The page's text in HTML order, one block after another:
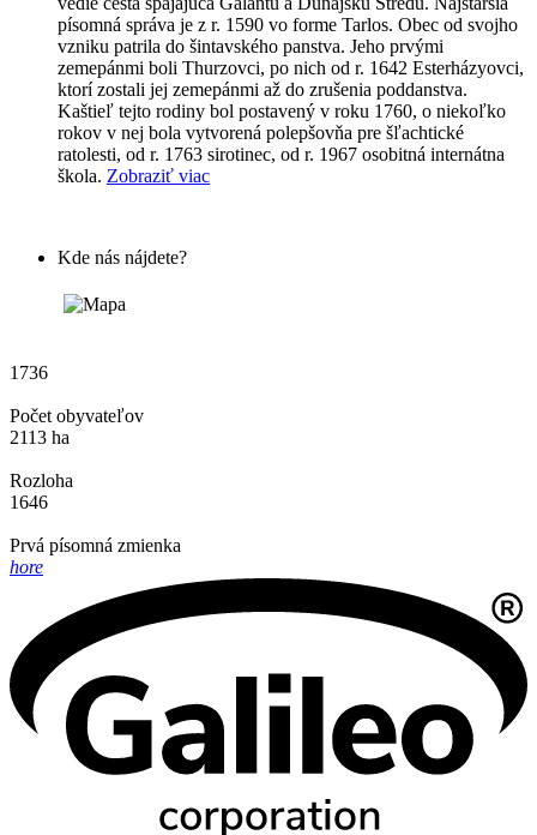
písomná správa je z r. 1590 vo forme Tarlos. Obec od svojho
vzniku patrila do šintavského panstva. Jeho prvými
zemepánmi boli Thurzovci, po nich od r. 1642 Esterházyovci,
ktorí zostali jej zemepánmi až do zrušenia poddanstva.
Kaštieľ tejto rodiny bol postavený v roku 1760, o niekoľko
rokov v nej bola vytvorená polepšovňa pre šľachtické
ratolesti, od r. 1763 sirotinec, od r. 1967 osobitná internátna
škola. Zobraziť viac
Kde nás nájdete?
1736
Počet obyvateľov
2113 ha
Rozloha
1646
Prvá písomná zmienka
hore